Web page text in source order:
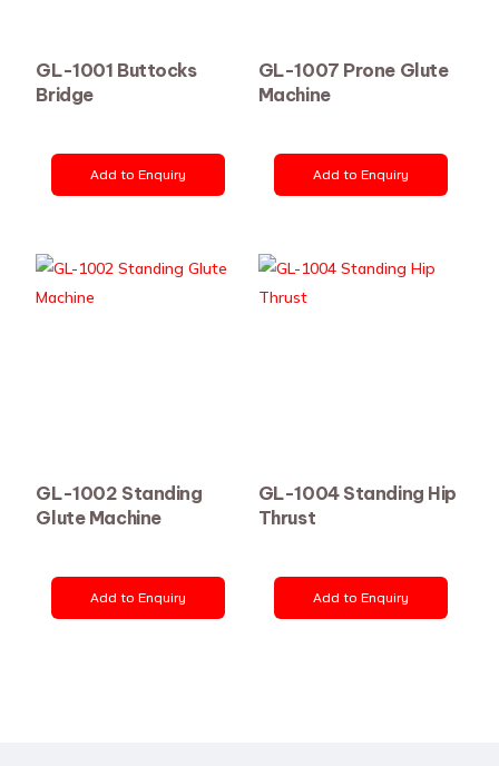
GL-1001 Buttocks
Bridge
Add to Enquiry
GL-1007 Prone Glute
Machine
Add to Enquiry
GL-1002 Standing
Glute Machine
Add to Enquiry
GL-1004 Standing Hip
Thrust
Add to Enquiry